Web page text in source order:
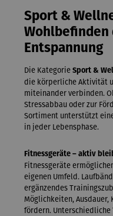
Sport &
Wohlbefinden
Entspannung
Die Kategorie Sport &
die körperliche Aktivität
miteinander verbinden.
Stressabbau oder zur
Sortiment unterstützt
in jeder Lebensphase.
Fitnessgeräte – aktiv
Fitnessgeräte
eigenen Umfeld.
ergänzendes
Möglichkeiten,
fördern. Unterschiedliche